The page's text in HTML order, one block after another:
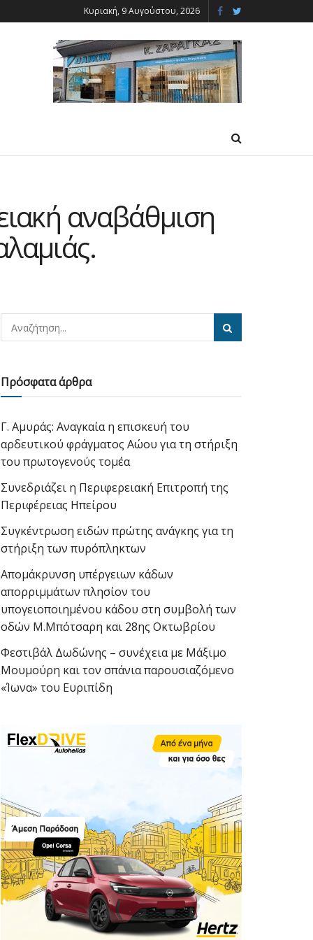
Κυριακή, 9 Αυγούστου, 2026
αναβάθμιση
Πρόσφατα άρθρα
Γ. Αμυράς: Αναγκαία η επισκευή του
αρδευτικού φράγματος Αώου για τη στήριξη
του πρωτογενούς τομέα
Συνεδριάζει η Περιφερειακή Επιτροπή της
Περιφέρειας Ηπείρου
Συγκέντρωση ειδών πρώτης ανάγκης για τη
στήριξη των πυρόπληκτων
Απομάκρυνση υπέργειων κάδων
απορριμμάτων πλησίον του
υπογειοποιημένου κάδου στη συμβολή των
οδών Μ.Μπότσαρη και 28ης Οκτωβρίου
Φεστιβάλ Δωδώνης – συνέχεια με Μάξιμο
Μουμούρη και τον σπάνια παρουσιαζόμενο
«Ίωνα» του Ευριπίδη